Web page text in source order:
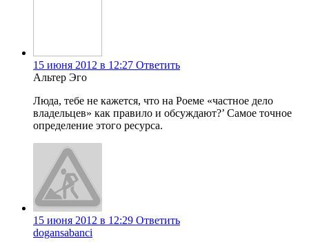
15 июня 2012 в 12:27 Ответить
Альтер Эго
Люда, тебе не кажется, что на Роеме «частное дело
владельцев» как правило и обсуждают?’ Самое точное
определение этого ресурса.
15 июня 2012 в 12:29 Ответить
dogansabanci